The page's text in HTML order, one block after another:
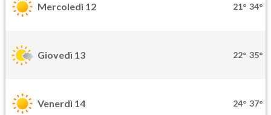
Mercoledì 12 21° 34°
Giovedì 13 22° 35°
Venerdì 14 24° 37°